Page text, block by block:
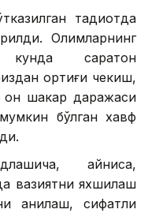
тадқиқотда
Олимларнинг
кунда саратон
ортиғи чекиш,
қон шакар даражаси
бўлган хавф
айниқса,
вазиятни яхшилаш
аниқлаш, сифатли